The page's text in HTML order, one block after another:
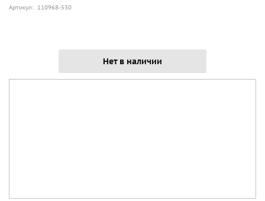
Артикул: 110968-530
Нет в наличии